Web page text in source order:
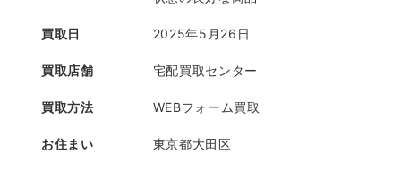
買取日 2025年5月26日
買取店舗 宅配買取センター
買取方法 WEBフォーム買取
お住まい 東京都大田区